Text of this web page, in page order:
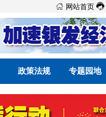
 网站首页 
政策法规 专题园地